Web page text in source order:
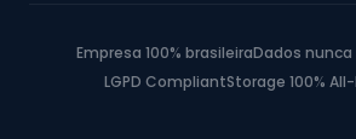
Empresa 100% brasileiraDados
LGPD CompliantStorage 100%